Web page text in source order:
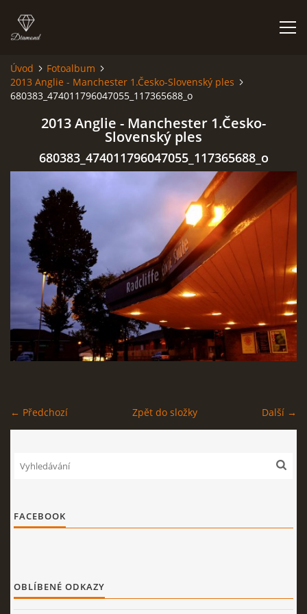
HISTORIE
JAK VYPADÁME
FOTOALBUM
CO HRAJEME
UKÁZKY
STAGEPLAN
Kapela BUMERANG
Poříčany okr. Kolín
kapelabumerang@gmail.com
Úvod
Fotoalbum
2013 Anglie - Manchester 1.Česko-Slovenský ples
680383_474011796047055_117365688_o
2013 Anglie - Manchester 1.Česko-
Slovenský ples
680383_474011796047055_117365688_o
← Předchozí Další →
Zpět do složky
FACEBOOK
OBLÍBENÉ ODKAZY